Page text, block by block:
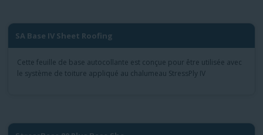
SA Base IV Sheet Roofing
Cette feuille de base autocollante est conçue pour être utilisée avec
le système de toiture appliqué au chalumeau StressPly IV